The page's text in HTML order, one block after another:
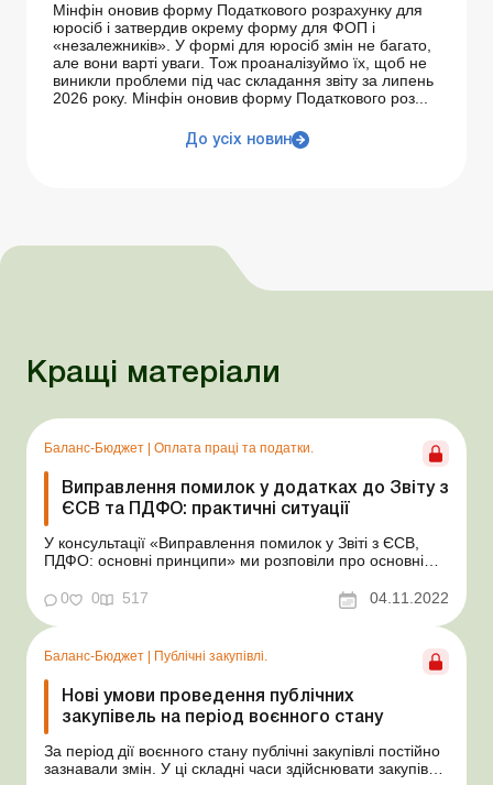
Мінфін оновив форму Податкового розрахунку для
юросіб і затвердив окрему форму для ФОП і
«незалежників». У формі для юросіб змін не багато,
але вони варті уваги. Тож проаналізуймо їх, щоб не
виникли проблеми під час складання звіту за липень
2026 року. Мінфін оновив форму Податкового роз...
До усіх новин
Кращі матеріали
Баланс-Бюджет Оплата праці та податки.
Виправлення помилок у додатках до Звіту з
ЄСВ та ПДФО: практичні ситуації
У консультації «Виправлення помилок у Звіті з ЄСВ,
ПДФО: основні принципи» ми розповіли про основні
розрахунку сум доходу, нарахованого (сплаченого) на
користь платників податків – фізичних осіб, і сум
утриманого з них податку, а також сум...
0 0 517 04.11.2022
Баланс-Бюджет | Публічні закупівлі.
Нові умови проведення публічних
закупівель на період воєнного стану
За період дії воєнного стану публічні закупівлі постійно
зазнавали змін. У ці складні часи здійснювати закупівлі